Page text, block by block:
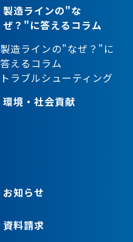
製造ラインの"な
ぜ？"に答えるコラム
製造ラインの"なぜ？"に
答えるコラム
トラブルシューティング
環境・社会貢献
お知らせ
資料請求